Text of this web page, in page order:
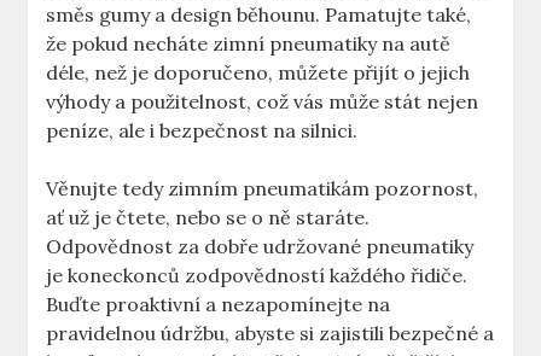
směs gumy a design běhounu. Pamatujte také,
že pokud necháte zimní pneumatiky na autě
déle, než je doporučeno, můžete přijít o jejich
výhody a použitelnost, což vás může stát nejen
peníze, ale i bezpečnost na silnici.
Věnujte tedy zimním pneumatikám pozornost,
ať už je čtete, nebo se o ně staráte.
Odpovědnost za dobře udržované pneumatiky
je koneckonců zodpovědností každého řidiče.
Buďte proaktivní a nezapomínejte na
pravidelnou údržbu, abyste si zajistili bezpečné a